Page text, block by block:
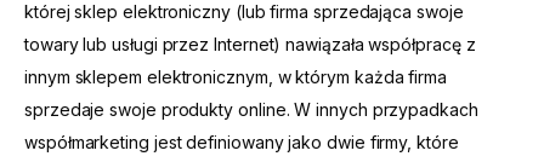
której sklep elektroniczny (lub firma sprzedająca swoje
towary lub usługi przez Internet) nawiązała współpracę z
innym sklepem elektronicznym, w którym każda firma
sprzedaje swoje produkty online. W innych przypadkach
współmarketing jest definiowany jako dwie firmy, które